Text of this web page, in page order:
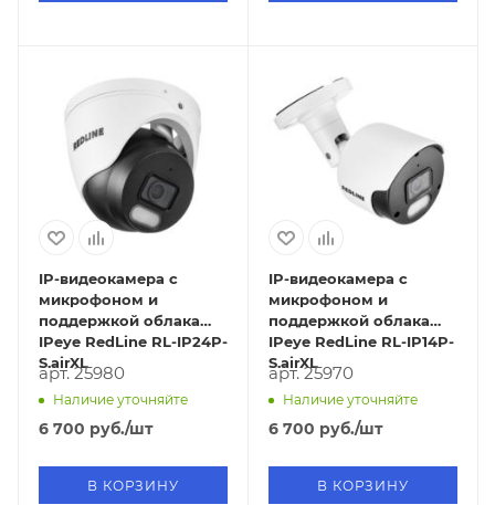
IP-видеокамера с
микрофоном и
поддержкой облака
IPeye RedLine RL-IP24P-
S.airXL
арт. 25980
Наличие уточняйте
6 700 руб./шт
В КОРЗИНУ
IP-видеокамера с
микрофоном и
поддержкой облака
IPeye RedLine RL-IP14P-
S.airXL
арт. 25970
Наличие уточняйте
6 700 руб./шт
В КОРЗИНУ